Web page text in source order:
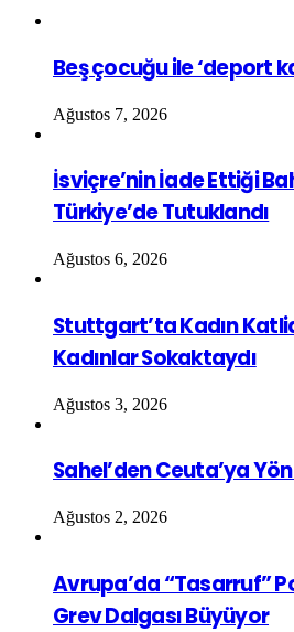
Beş çocuğu ile ‘deport
Ağustos 7, 2026
İsviçre’nin İade Ettiği
Türkiye’de Tutuklandı
Ağustos 6, 2026
Stuttgart’ta Kadın
Kadınlar Sokaktaydı
Ağustos 3, 2026
Sahel’den Ceuta’ya
Ağustos 2, 2026
Avrupa’da “Tasarruf”
Grev Dalgası Büyüyor